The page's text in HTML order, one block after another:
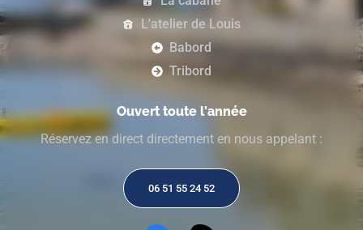
L'atelier de Louis
Babord
Tribord
Ouvert toute l'année
Réservez en direct directement en nous appelant :
06 51 55 24 52